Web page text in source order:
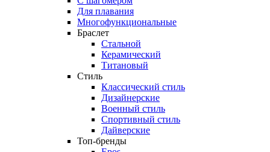
Для плавания
Многофункциональные
Браслет
Стальной
Керамический
Титановый
Стиль
Классический стиль
Дизайнерские
Военный стиль
Спортивный стиль
Дайверские
Топ-бренды